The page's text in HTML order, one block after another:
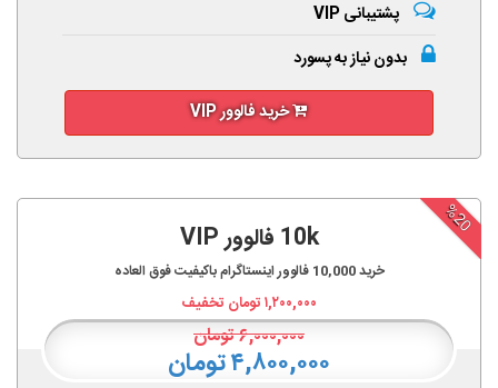
پشتیبانی VIP
بدون نیاز به پسورد
خرید فالوور VIP
%20
10k فالوور VIP
خرید10,000 فالوور اینستاگرام باکیفیت فوق العاده
۱,۲۰۰,۰۰۰تومان تخفیف
۶,۰۰۰,۰۰۰تومان
۴,۸۰۰,۰۰۰ تومان